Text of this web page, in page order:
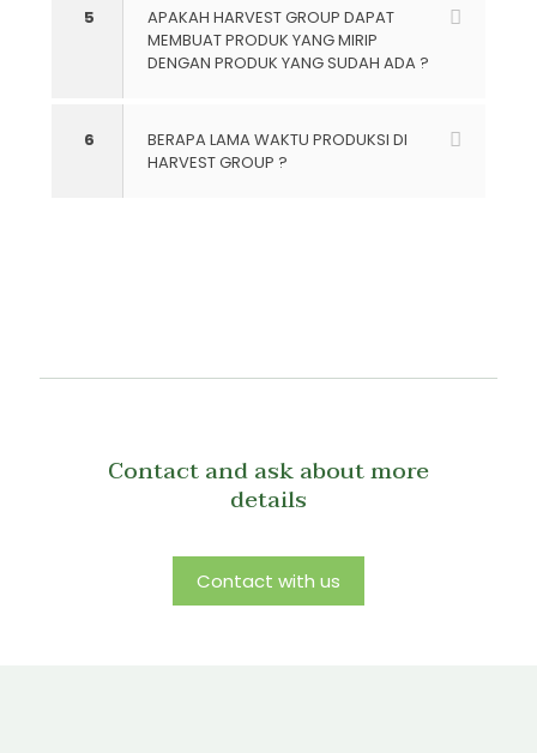
5
APAKAH HARVEST GROUP DAPAT
MEMBUAT PRODUK YANG MIRIP
DENGAN PRODUK YANG SUDAH ADA ?
6
BERAPA LAMA WAKTU PRODUKSI DI
HARVEST GROUP ?
Contact and ask about more
details
Contact with us